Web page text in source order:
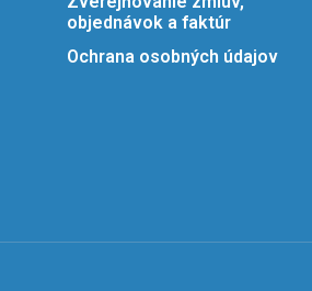
objednávok a faktúr
Ochrana osobných údajov